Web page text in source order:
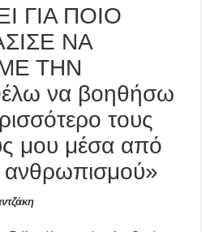
ΓΙΑ ΠΟΙΟ
ΝΑ
ΤΗΝ
να βοηθήσω
τους
μου μέσα από
ανθρωπισμού»